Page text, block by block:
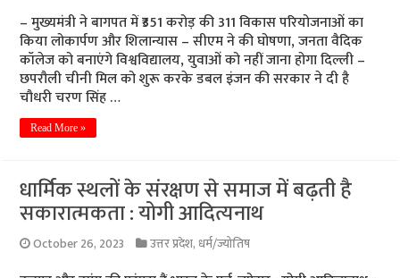
– मुख्यमंत्री ने बागपत में ₹351 करोड़ की 311 विकास परियोजनाओं का
किया लोकार्पण और शिलान्यास – सीएम ने की घोषणा, जनता वैदिक
कॉलेज को बनाएंगे विश्वविद्यालय, युवाओं को नहीं जाना होगा दिल्ली –
छपरौली चीनी मिल को शुरू करके डबल इंजन की सरकार ने दी है
चौधरी चरण सिंह …
Read More »
धार्मिक स्थलों के संरक्षण से समाज में बढ़ती है
सकारात्मकता : योगी आदित्यनाथ
October 26, 2023 उत्तर प्रदेश, धर्म/ज्योतिष